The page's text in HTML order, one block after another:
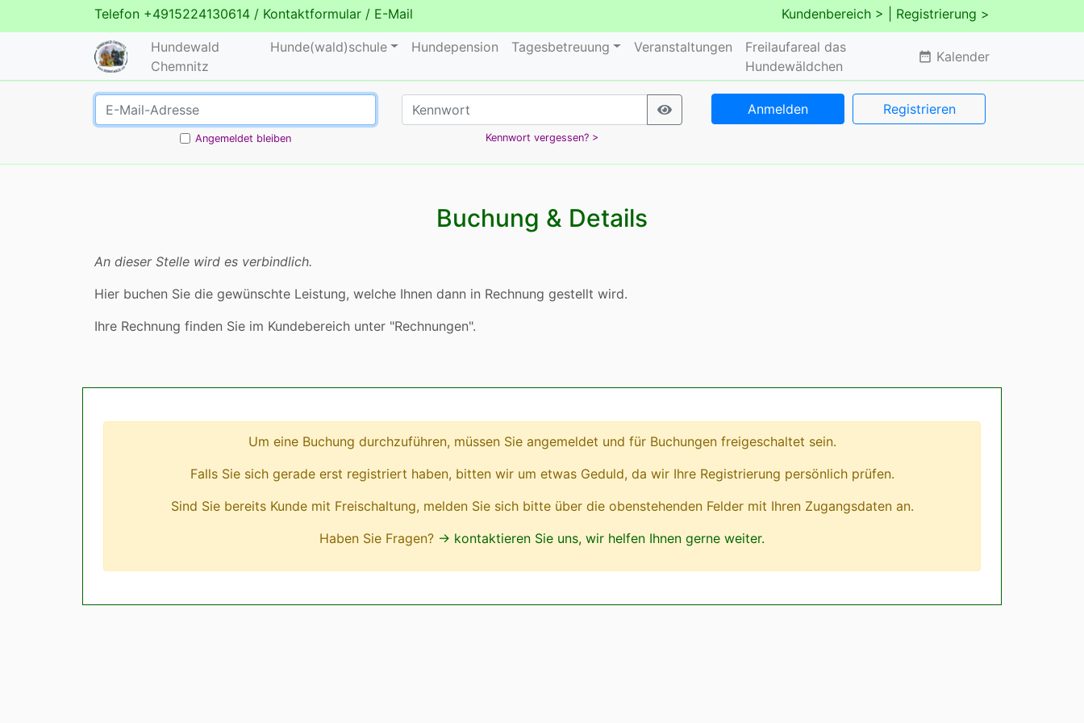
Telefon +4915224130614 / Kontaktformular / E-Mail Kundenbereich > | Registrierung >
Hundewald
Chemnitz
Hunde(wald)schule Hundepension Tagesbetreuung Veranstaltungen
Freilaufareal das
Hundewäldchen
date_range Kalender
Angemeldet bleiben Kennwort vergessen? >
Anmelden Registrieren
Buchung & Details
An dieser Stelle wird es verbindlich.
Hier buchen Sie die gewünschte Leistung, welche Ihnen dann in Rechnung gestellt wird.
Ihre Rechnung finden Sie im Kundebereich unter "Rechnungen".
Um eine Buchung durchzuführen, müssen Sie angemeldet und für Buchungen freigeschaltet sein.
Falls Sie sich gerade erst registriert haben, bitten wir um etwas Geduld, da wir Ihre Registrierung persönlich prüfen.
Sind Sie bereits Kunde mit Freischaltung, melden Sie sich bitte über die obenstehenden Felder mit Ihren Zugangsdaten an.
Haben Sie Fragen? → kontaktieren Sie uns, wir helfen Ihnen gerne weiter.